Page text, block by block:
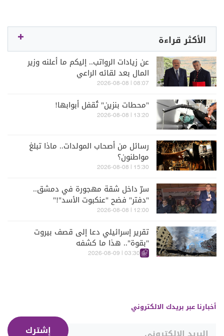
الأكثر قراءة
عن زيادات الرواتب.. إليكم ما أعلنه وزير
المال بعد لقائه الراعي
08:07 | 2026-08-08
"محطات بنزين" تُقفل أبوابها!
13:20 | 2026-08-08
رسائل من أصحاب المولدات.. ماذا تبلغ
مواطنون؟
15:30 | 2026-08-08
سرّ داخل شقة مهجورة في دمشق..
"دفتر" فضح "عنكبوت الأسد"!"
12:00 | 2026-08-08
تقرير إسرائيلي دعا إلى قصف بيروت
"بقوة".. هذا ما كشفه
03:30 | 2026-08-09
أخبارنا عبر بريدك الالكتروني
إشترك